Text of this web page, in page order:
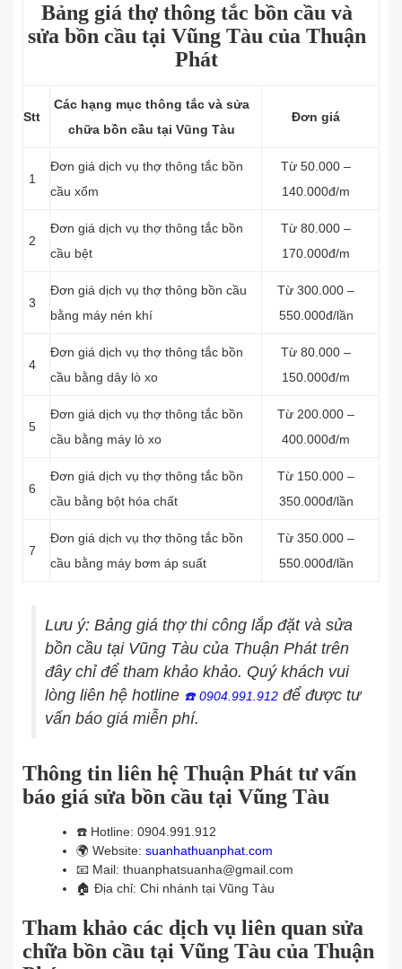
Bảng giá thợ thông tắc bồn cầu và
sửa bồn cầu tại Vũng Tàu của Thuận
Phát
Stt
Các hạng mục thông tắc và sửa
chữa bồn cầu tại Vũng Tàu
Đơn giá
1
Đơn giá dịch vụ thợ thông tắc bồn
cầu xổm
Từ 50.000 –
140.000đ/m
2
Đơn giá dịch vụ thợ thông tắc bồn
cầu bệt
Từ 80.000 –
170.000đ/m
3
Đơn giá dịch vụ thợ thông bồn cầu
bằng máy nén khí
Từ 300.000 –
550.000đ/lần
4
Đơn giá dịch vụ thợ thông tắc bồn
cầu bằng dây lò xo
Từ 80.000 –
150.000đ/m
5
Đơn giá dịch vụ thợ thông tắc bồn
cầu bằng máy lò xo
Từ 200.000 –
400.000đ/m
6
Đơn giá dịch vụ thợ thông tắc bồn
cầu bằng bột hóa chất
Từ 150.000 –
350.000đ/lần
7
Đơn giá dịch vụ thợ thông tắc bồn
cầu bằng máy bơm áp suất
Từ 350.000 –
550.000đ/lần
Lưu ý: Bảng giá thợ thi công lắp đặt và sửa
bồn cầu tại Vũng Tàu của Thuận Phát trên
đây chỉ để tham khảo khảo. Quý khách vui
lòng liên hệ hotline ☎️ 0904.991.912 để được tư
vấn báo giá miễn phí.
Thông tin liên hệ Thuận Phát tư vấn
báo giá sửa bồn cầu tại Vũng Tàu
☎️ Hotline: 0904.991.912
🌍 Website: suanhathuanphat.com
📧 Mail: thuanphatsuanha@gmail.com
🏠 Địa chỉ: Chi nhánh tại Vũng Tàu
Tham khảo các dịch vụ liên quan sửa
chữa bồn cầu tại Vũng Tàu của Thuận